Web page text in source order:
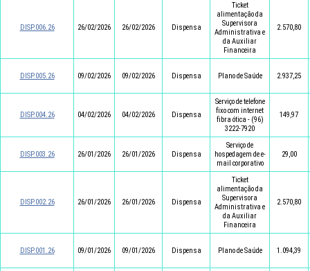
DISP.006.26 26/02/2026 26/02/2026 Dispensa
Ticket
alimentação da
Supervisora
Administrativa e
da Auxiliar
Financeira
2.570,80
DISP.005.26 09/02/2026 09/02/2026 Dispensa Plano de Saúde 2.937,25
DISP.004.26 04/02/2026 04/02/2026 Dispensa
Serviço de telefone
fixo com internet
fibra ótica - (96)
3222-7920
149,97
DISP.003.26 26/01/2026 26/01/2026 Dispensa
Serviço de
hospedagem de e-
mail corporativo
29,00
DISP.002.26 26/01/2026 26/01/2026 Dispensa
Ticket
alimentação da
Supervisora
Administrativa e
da Auxiliar
Financeira
2.570,80
DISP.001.26 09/01/2026 09/01/2026 Dispensa Plano de Saúde 1.094,39